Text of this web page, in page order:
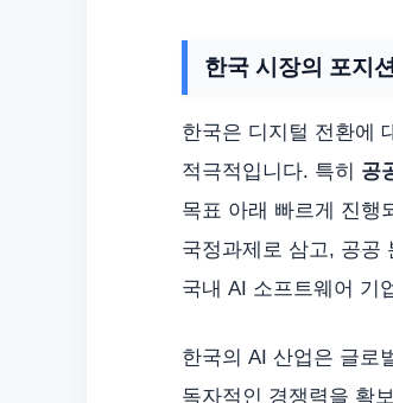
한국 시장의 포지
한국은 디지털 전환에
적극적입니다. 특히 공
목표 아래 빠르게 진행
국정과제로 삼고, 공공
국내 AI 소프트웨어 기
한국의 AI 산업은 글로
독자적인 경쟁력을 확